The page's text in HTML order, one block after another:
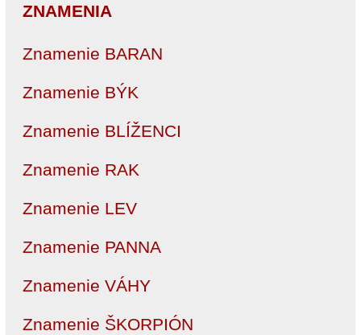
ZNAMENIA
Znamenie BARAN
Znamenie BÝK
Znamenie BLÍŽENCI
Znamenie RAK
Znamenie LEV
Znamenie PANNA
Znamenie VÁHY
Znamenie ŠKORPIÓN